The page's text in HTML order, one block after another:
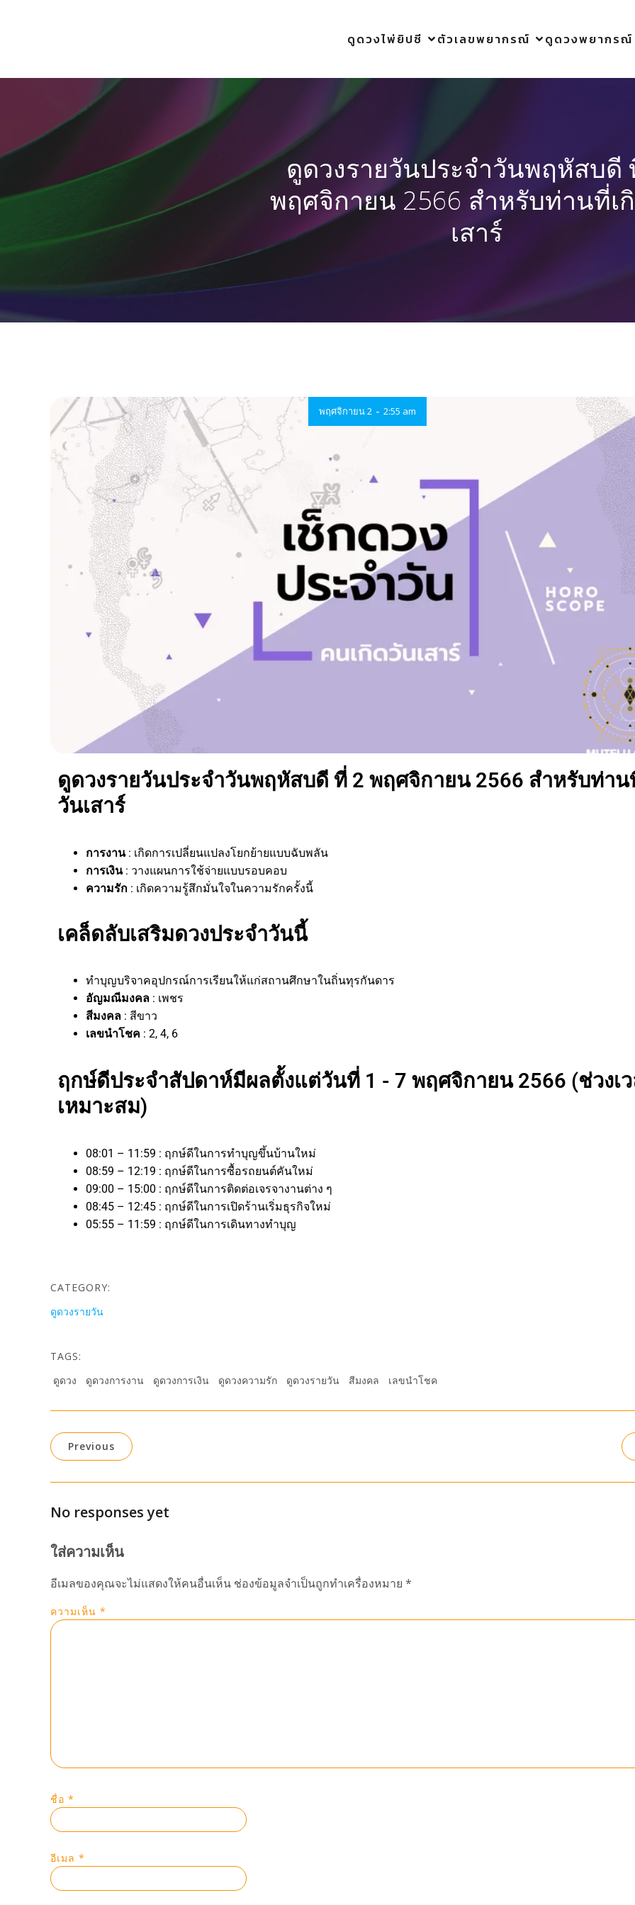
ดูดวงไพ่ยิปซี ตัวเลขพยากรณ์ ดูดวงพยากรณ์
ดูดวงรายวันประจำวันพฤหัสบดี
พฤศจิกายน 2566 สำหรับท่านที่เ
เสาร์
พฤศจิกายน 2 - 2:55 am
ดูดวงรายวันประจำวันพฤหัสบดี ที่ 2 พฤศจิกายน 2566 สำหรับท่าน
วันเสาร์
การงาน: เกิดการเปลี่ยนแปลงโยกย้ายแบบฉับพลัน
การเงิน: วางแผนการใช้จ่ายแบบรอบคอบ
ความรัก : เกิดความรู้สึกมั่นใจในความรักครั้งนี้
เคล็ดลับเสริมดวงประจำวันนี้
ทำบุญบริจาคอุปกรณ์การเรียนให้แก่สถานศึกษาในถิ่นทุรกันดาร
อัญมณีมงคล : เพชร
สีมงคล : สีขาว
เลขนำโชค : 2, 4, 6
ฤกษ์ดีประจำสัปดาห์มีผลตั้งแต่วันที่ 1 - 7 พฤศจิกายน 2566 (ช่วงเ
เหมาะสม)
08:01 – 11:59 : ฤกษ์ดีในการทำบุญขึ้นบ้านใหม่
08:59 – 12:19 : ฤกษ์ดีในการซื้อรถยนต์คันใหม่
09:00 – 15:00 : ฤกษ์ดีในการติดต่อเจรจางานต่าง ๆ
08:45 – 12:45 : ฤกษ์ดีในการเปิดร้านเริ่มธุรกิจใหม่
05:55 – 11:59 : ฤกษ์ดีในการเดินทางทำบุญ
CATEGORY:
ดูดวงรายวัน
TAGS:
ดูดวง
ดูดวงการงาน ดูดวงการเงิน ดูดวงความรัก ดูดวงรายวัน สีมงคล เลขนำโชค
Previous
No responses yet
ใส่ความเห็น
อีเมลของคุณจะไม่แสดงให้คนอื่นเห็น ช่องข้อมูลจำเป็นถูกทำเครื่องหมาย *
ความเห็น *
ชื่อ *
อีเมล *